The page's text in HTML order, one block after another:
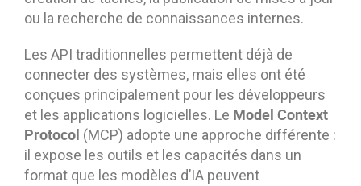
ou la recherche de connaissances internes.
Les API traditionnelles permettent déjà de
connecter des systèmes, mais elles ont été
conçues principalement pour les développeurs
et les applications logicielles. Le Model Context
Protocol (MCP) adopte une approche différente :
il expose les outils et les capacités dans un
format que les modèles d’IA peuvent